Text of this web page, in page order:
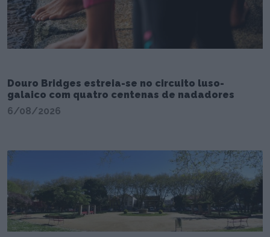
Douro Bridges estreia-se no circuito luso-
galaico com quatro centenas de nadadores
6/08/2026